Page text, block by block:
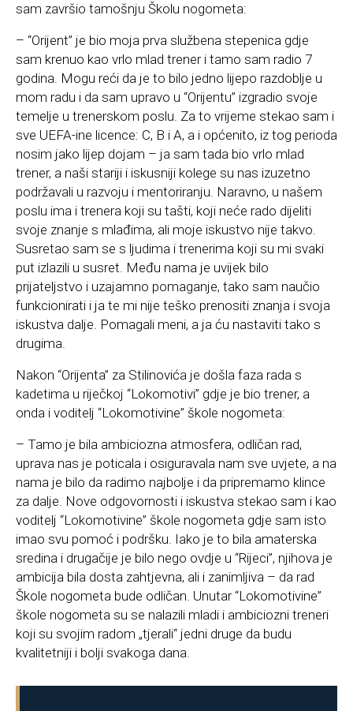
sam završio tamošnju Školu nogometa:
– “Orijent” je bio moja prva službena stepenica gdje
sam krenuo kao vrlo mlad trener i tamo sam radio 7
godina. Mogu reći da je to bilo jedno lijepo razdoblje u
mom radu i da sam upravo u “Orijentu” izgradio svoje
temelje u trenerskom poslu. Za to vrijeme stekao sam i
sve UEFA-ine licence: C, B i A, a i općenito, iz tog perioda
nosim jako lijep dojam – ja sam tada bio vrlo mlad
trener, a naši stariji i iskusniji kolege su nas izuzetno
podržavali u razvoju i mentoriranju. Naravno, u našem
poslu ima i trenera koji su tašti, koji neće rado dijeliti
svoje znanje s mlađima, ali moje iskustvo nije takvo.
Susretao sam se s ljudima i trenerima koji su mi svaki
put izlazili u susret. Među nama je uvijek bilo
prijateljstvo i uzajamno pomaganje, tako sam naučio
funkcionirati i ja te mi nije teško prenositi znanja i svoja
iskustva dalje. Pomagali meni, a ja ću nastaviti tako s
drugima.
Nakon “Orijenta” za Stilinovića je došla faza rada s
kadetima u riječkoj “Lokomotivi” gdje je bio trener, a
onda i voditelj “Lokomotivine” škole nogometa:
– Tamo je bila ambiciozna atmosfera, odličan rad,
uprava nas je poticala i osiguravala nam sve uvjete, a na
nama je bilo da radimo najbolje i da pripremamo klince
za dalje. Nove odgovornosti i iskustva stekao sam i kao
voditelj “Lokomotivine” škole nogometa gdje sam isto
imao svu pomoć i podršku. Iako je to bila amaterska
sredina i drugačije je bilo nego ovdje u “Rijeci”, njihova je
ambicija bila dosta zahtjevna, ali i zanimljiva – da rad
Škole nogometa bude odličan. Unutar “Lokomotivine”
škole nogometa su se nalazili mladi i ambiciozni treneri
koji su svojim radom „tjerali“ jedni druge da budu
kvalitetniji i bolji svakoga dana.